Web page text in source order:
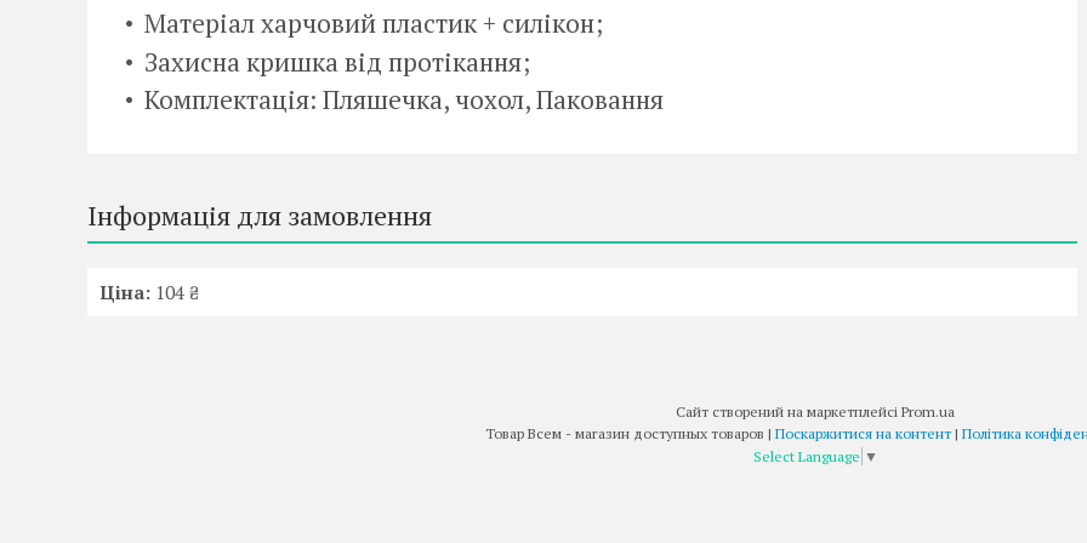
Матеріал харчовий пластик + силікон;
Захисна кришка від протікання;
Комплектація: Пляшечка, чохол, Паковання
Інформація для замовлення
Ціна: 104 ₴
Сайт створений на маркетплейсі Prom.ua
Товар Всем - магазин доступных товаров | Поскаржитися на контент | Політика
Select Language ▼